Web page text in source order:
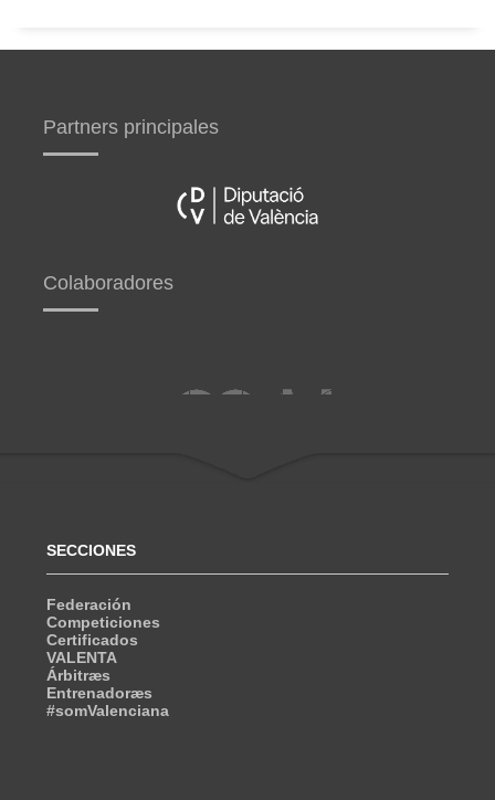
Partners principales
Colaboradores
SECCIONES
Federación
Competiciones
Certificados
VALENTA
Árbitræs
Entrenadoræs
#somValenciana